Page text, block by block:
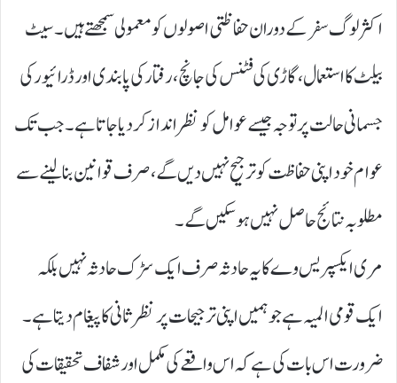
اکثر لوگ سفر کے دوران حفاظتی اصولوں کو معمولی سمجھتے ہیں۔ سیٹ
بیلٹ کا استعمال، گاڑی کی فٹنس کی جانچ، رفتار کی پابندی اور ڈرائیور کی
جسمانی حالت پر توجہ جیسے عوامل کو نظر انداز کر دیا جاتا ہے۔ جب تک
عوام خود اپنی حفاظت کو ترجیح نہیں دیں گے، صرف قوانین بنا لینے سے
مطلوبہ نتائج حاصل نہیں ہو سکیں گے۔
مری ایکسپریس وے کا یہ حادثہ صرف ایک سڑک حادثہ نہیں بلکہ
ایک قومی المیہ ہے جو ہمیں اپنی ترجیحات پر نظرثانی کا پیغام دیتا ہے۔
ضرورت اس بات کی ہے کہ اس واقعے کی مکمل اور شفاف تحقیقات کی